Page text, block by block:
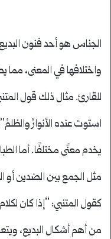
الجناس هو أحد فنون
واختلافها في المعنى،
للقارئ. مثال ذلك قول
استوت عنده الأنوارُ
يخدم معنًى مختلفًا. أما
مثل الجمع بين الضدين أو
كقول المتنبي: “إذا كان
من أهم أشكال البديع،